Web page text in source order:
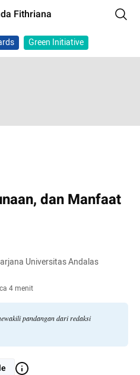
Fithriana
Green Initiative
dan Manfaat
Universitas Andalas
4 menit
pandangan dari redaksi